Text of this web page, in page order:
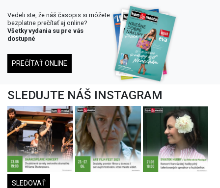
Vedeli ste, že náš časopis si môžete
bezplatne prečítať aj online?
Všetky vydania su pre vás
dostupné
PREČÍTAŤ ONLINE
SLEDUJTE NÁŠ INSTAGRAM
SLEDOVAŤ